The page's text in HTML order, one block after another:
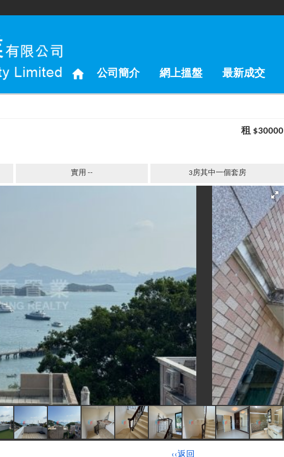
公司簡介 網上搵盤 最新成交
租 $30000
實用 -- 3房其中一個套房
‹‹返回